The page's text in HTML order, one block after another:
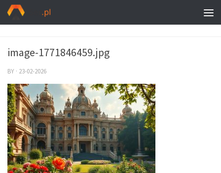
image-1771846459.jpg
BY · 23-02-2026